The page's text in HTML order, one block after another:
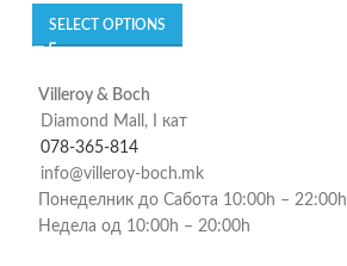
SELECT OPTIONS
Villeroy & Boch
Diamond Mall, I кат
078-365-814
info@villeroy-boch.mk
Понеделник до Сабота 10:00h – 22:00h
Недела од 10:00h – 20:00h